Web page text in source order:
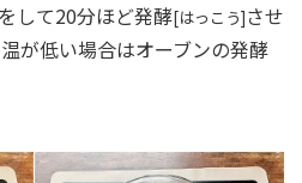
して20分ほど発酵[はっこう]させ
が低い場合はオーブンの発酵